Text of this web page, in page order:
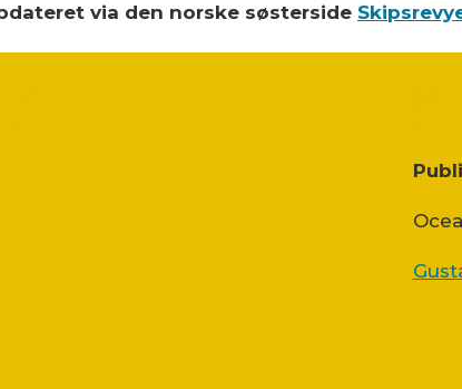
via den norske søsterside